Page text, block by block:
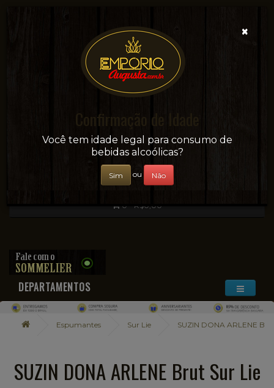
Sua conveniência e adega on-line!
0 - R$0,00
DEPARTAMENTOS
Espumantes Sur Lie SUZIN DONA ARLENE
SUZIN DONA ARLENE Brut Sur Lie
×
Confirmação de Idade
Você tem idade legal para consumo de
bebidas alcoólicas?
Sim ou Não